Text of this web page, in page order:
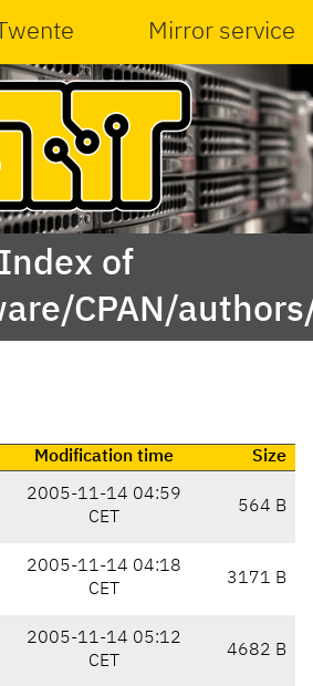
Mirror service
Index of
CPAN/
Modification time
Size
2005-11-14 04:59
CET
564 B
2005-11-14 04:18
CET
3171 B
2005-11-14 05:12
CET
4682 B